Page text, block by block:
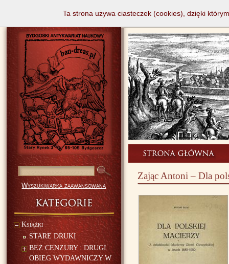
Wyszukiwarka zaawansowana
Książki
STARE DRUKI
BEZ CENZURY : DRUGI
OBIEG WYDAWNICZY W
Zając Antoni – Dla
Ta strona używa ciasteczek (cookies), dzięki